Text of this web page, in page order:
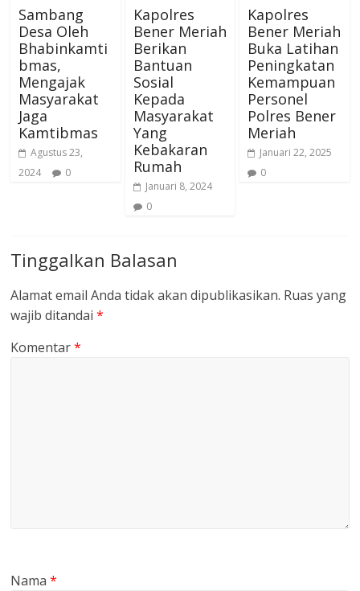
Sambang
Desa Oleh
Bhabinkamti
bmas,
Mengajak
Masyarakat
Jaga
Kamtibmas
Agustus 23,
2024
0
Kapolres
Bener Meriah
Berikan
Bantuan
Sosial
Kepada
Masyarakat
Yang
Kebakaran
Rumah
Januari 8, 2024
0
Kapolres
Bener Meriah
Buka Latihan
Peningkatan
Kemampuan
Personel
Polres Bener
Meriah
Januari 22, 2025
0
Tinggalkan Balasan
Alamat email Anda tidak akan dipublikasikan. Ruas yang
wajib ditandai*
Komentar*
Nama*